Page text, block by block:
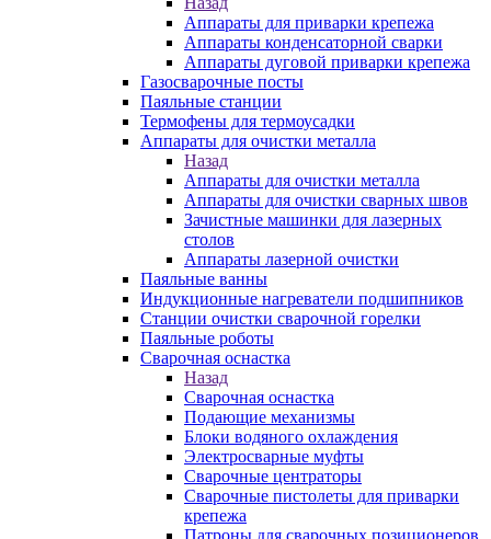
Аппараты для приварки крепежа
Аппараты конденсаторной сварки
Аппараты дуговой приварки крепежа
Газосварочные посты
Паяльные станции
Термофены для термоусадки
Аппараты для очистки металла
Назад
Аппараты для очистки металла
Аппараты для очистки сварных швов
Зачистные машинки для лазерных
столов
Аппараты лазерной очистки
Паяльные ванны
Индукционные нагреватели подшипников
Станции очистки сварочной горелки
Паяльные роботы
Сварочная оснастка
Назад
Сварочная оснастка
Подающие механизмы
Блоки водяного охлаждения
Электросварные муфты
Сварочные центраторы
Сварочные пистолеты для приварки
крепежа
Патроны для сварочных позиционеров